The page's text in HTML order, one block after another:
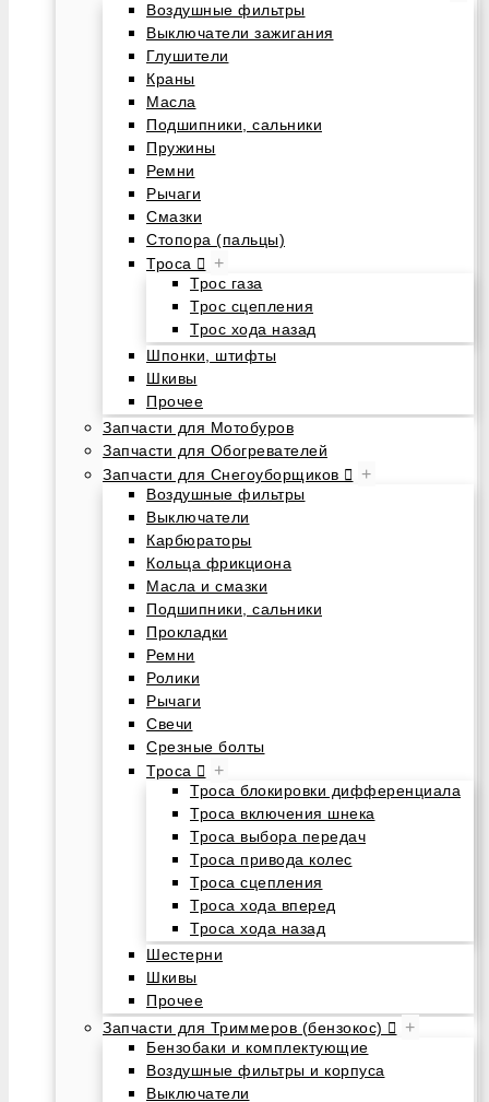
Воздушные фильтры
Выключатели зажигания
Глушители
Краны
Масла
Подшипники, сальники
Пружины
Ремни
Рычаги
Смазки
Стопора (пальцы)
Троса
+
Трос газа
Трос сцепления
Трос хода назад
Шпонки, штифты
Шкивы
Прочее
Запчасти для Мотобуров
Запчасти для Обогревателей
Запчасти для Снегоуборщиков
+
Воздушные фильтры
Выключатели
Карбюраторы
Кольца фрикциона
Масла и смазки
Подшипники, сальники
Прокладки
Ремни
Ролики
Рычаги
Свечи
Срезные болты
Троса
+
Троса блокировки дифференциала
Троса включения шнека
Троса выбора передач
Троса привода колес
Троса сцепления
Троса хода вперед
Троса хода назад
Шестерни
Шкивы
Прочее
Запчасти для Триммеров (бензокос)
+
Бензобаки и комплектующие
Воздушные фильтры и корпуса
Выключатели